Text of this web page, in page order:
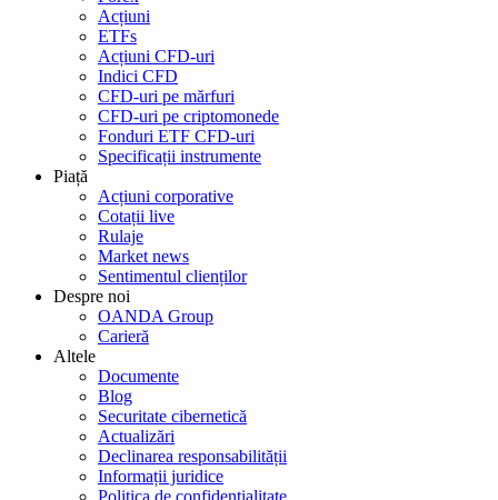
Acțiuni
ETFs
Acțiuni CFD-uri
Indici CFD
CFD-uri pe mărfuri
CFD-uri pe criptomonede
Fonduri ETF CFD-uri
Specificații instrumente
Piață
Acțiuni corporative
Cotații live
Rulaje
Market news
Sentimentul clienților
Despre noi
OANDA Group
Carieră
Altele
Documente
Blog
Securitate cibernetică
Actualizări
Declinarea responsabilității
Informații juridice